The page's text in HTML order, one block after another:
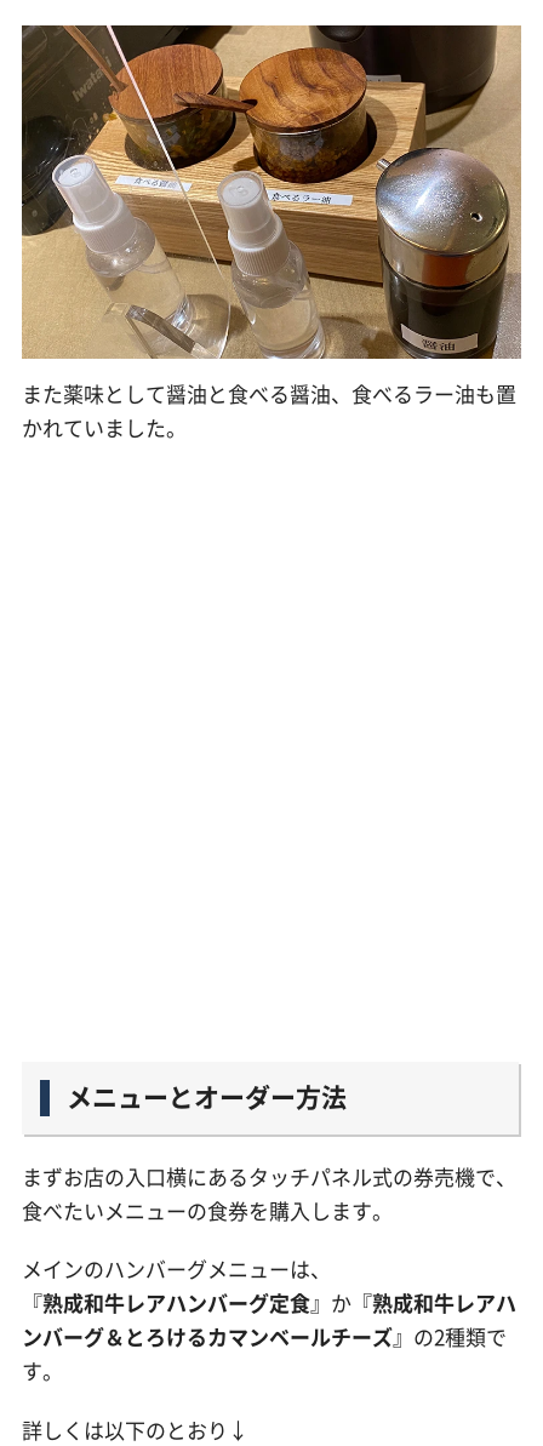
また薬味として醤油と食べる醤油、食べるラー油も置
かれていました。
メニューとオーダー方法
まずお店の入口横にあるタッチパネル式の券売機で、
食べたいメニューの食券を購入します。
メインのハンバーグメニューは、
『熟成和牛レアハンバーグ定食』か『熟成和牛レアハ
ンバーグ＆とろけるカマンベールチーズ』の2種類で
す。
詳しくは以下のとおり↓